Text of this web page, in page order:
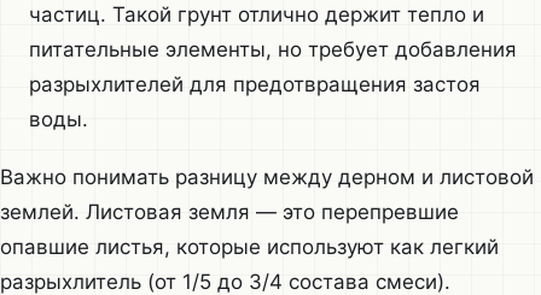
частиц. Такой грунт отлично держит тепло и
питательные элементы, но требует добавления
разрыхлителей для предотвращения застоя
воды.
Важно понимать разницу между дерном и листовой
землей. Листовая земля — это перепревшие
опавшие листья, которые используют как легкий
разрыхлитель (от 1/5 до 3/4 состава смеси).